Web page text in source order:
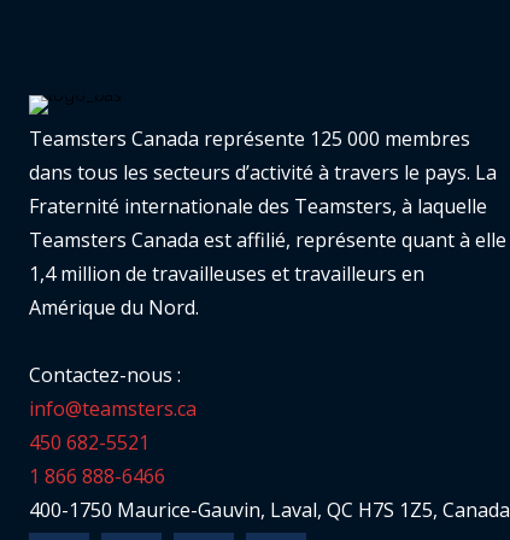
Teamsters Canada représente 125 000 membres
dans tous les secteurs d’activité à travers le pays. La
Fraternité internationale des Teamsters, à laquelle
Teamsters Canada est affilié, représente quant à elle
1,4 million de travailleuses et travailleurs en
Amérique du Nord.
Contactez-nous :
info@teamsters.ca
450 682-5521
1 866 888-6466
400-1750 Maurice-Gauvin, Laval, QC H7S 1Z5, Canada